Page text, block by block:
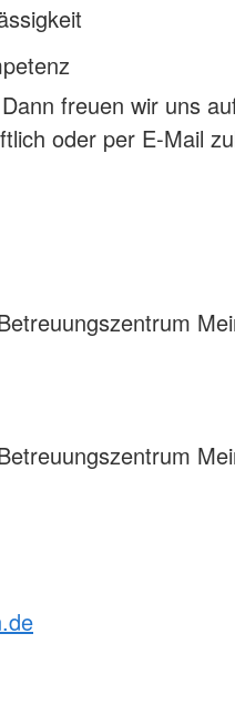
freuen wir uns
oder per E-Mail